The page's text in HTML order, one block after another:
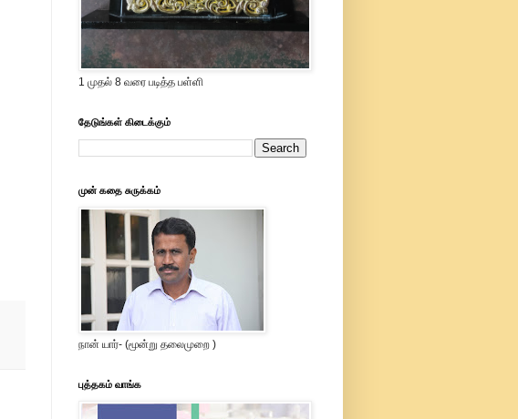
1 முதல் 8 வரை படித்த பள்ளி
தேடுங்கள் கிடைக்கும்
முன் கதை சுருக்கம்
நான் யார்- (மூன்று தலைமுறை )
புத்தகம் வாங்க